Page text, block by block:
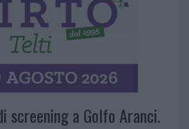
screening a Golfo Aranci.